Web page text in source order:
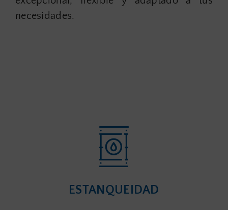
necesidades.
ESTANQUEIDAD